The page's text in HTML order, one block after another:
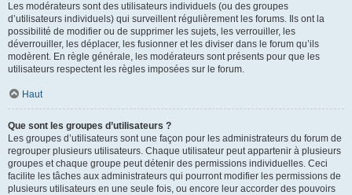
Les modérateurs sont des utilisateurs individuels (ou des groupes
d’utilisateurs individuels) qui surveillent régulièrement les forums. Ils ont la
possibilité de modifier ou de supprimer les sujets, les verrouiller, les
déverrouiller, les déplacer, les fusionner et les diviser dans le forum qu’ils
modèrent. En règle générale, les modérateurs sont présents pour que les
utilisateurs respectent les règles imposées sur le forum.
Haut
Que sont les groupes d’utilisateurs ?
Les groupes d’utilisateurs sont une façon pour les administrateurs du forum de
regrouper plusieurs utilisateurs. Chaque utilisateur peut appartenir à plusieurs
groupes et chaque groupe peut détenir des permissions individuelles. Ceci
facilite les tâches aux administrateurs qui pourront modifier les permissions de
plusieurs utilisateurs en une seule fois, ou encore leur accorder des pouvoirs